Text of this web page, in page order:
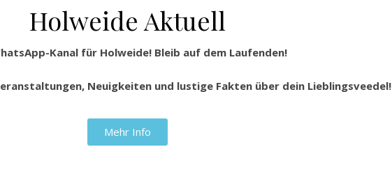
Holweide Aktuell
Kanal für Holweide! Bleib auf dem Laufenden!
Neuigkeiten und lustige Fakten über dein Lieblingsveedel!
Mehr Info